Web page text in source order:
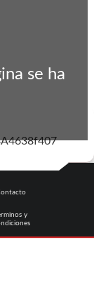
se ha
y